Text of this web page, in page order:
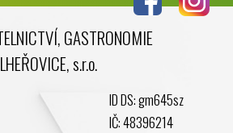
GASTRONOMIE
s.r.o.
ID DS: gm645sz
IČ: 48396214